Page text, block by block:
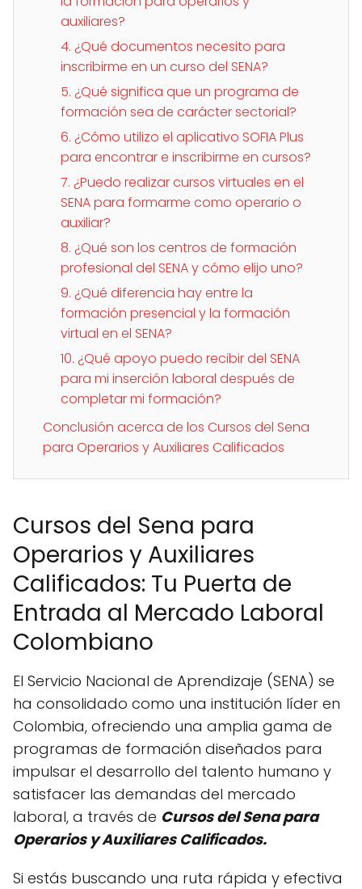
auxiliares?
4. ¿Qué documentos necesito para
inscribirme en un curso del SENA?
5. ¿Qué significa que un programa de
formación sea de carácter sectorial?
6. ¿Cómo utilizo el aplicativo SOFIA Plus
para encontrar e inscribirme en cursos?
7. ¿Puedo realizar cursos virtuales en el
SENA para formarme como operario o
auxiliar?
8. ¿Qué son los centros de formación
profesional del SENA y cómo elijo uno?
9. ¿Qué diferencia hay entre la
formación presencial y la formación
virtual en el SENA?
10. ¿Qué apoyo puedo recibir del SENA
para mi inserción laboral después de
completar mi formación?
Conclusión acerca de los Cursos del Sena
para Operarios y Auxiliares Calificados
Cursos del Sena para
Operarios y Auxiliares
Calificados: Tu Puerta de
Entrada al Mercado Laboral
Colombiano
El Servicio Nacional de Aprendizaje (SENA) se
ha consolidado como una institución líder en
Colombia, ofreciendo una amplia gama de
programas de formación diseñados para
impulsar el desarrollo del talento humano y
satisfacer las demandas del mercado
laboral, a través de Cursos del Sena para
Operarios y Auxiliares Calificados.
Si estás buscando una ruta rápida y efectiva